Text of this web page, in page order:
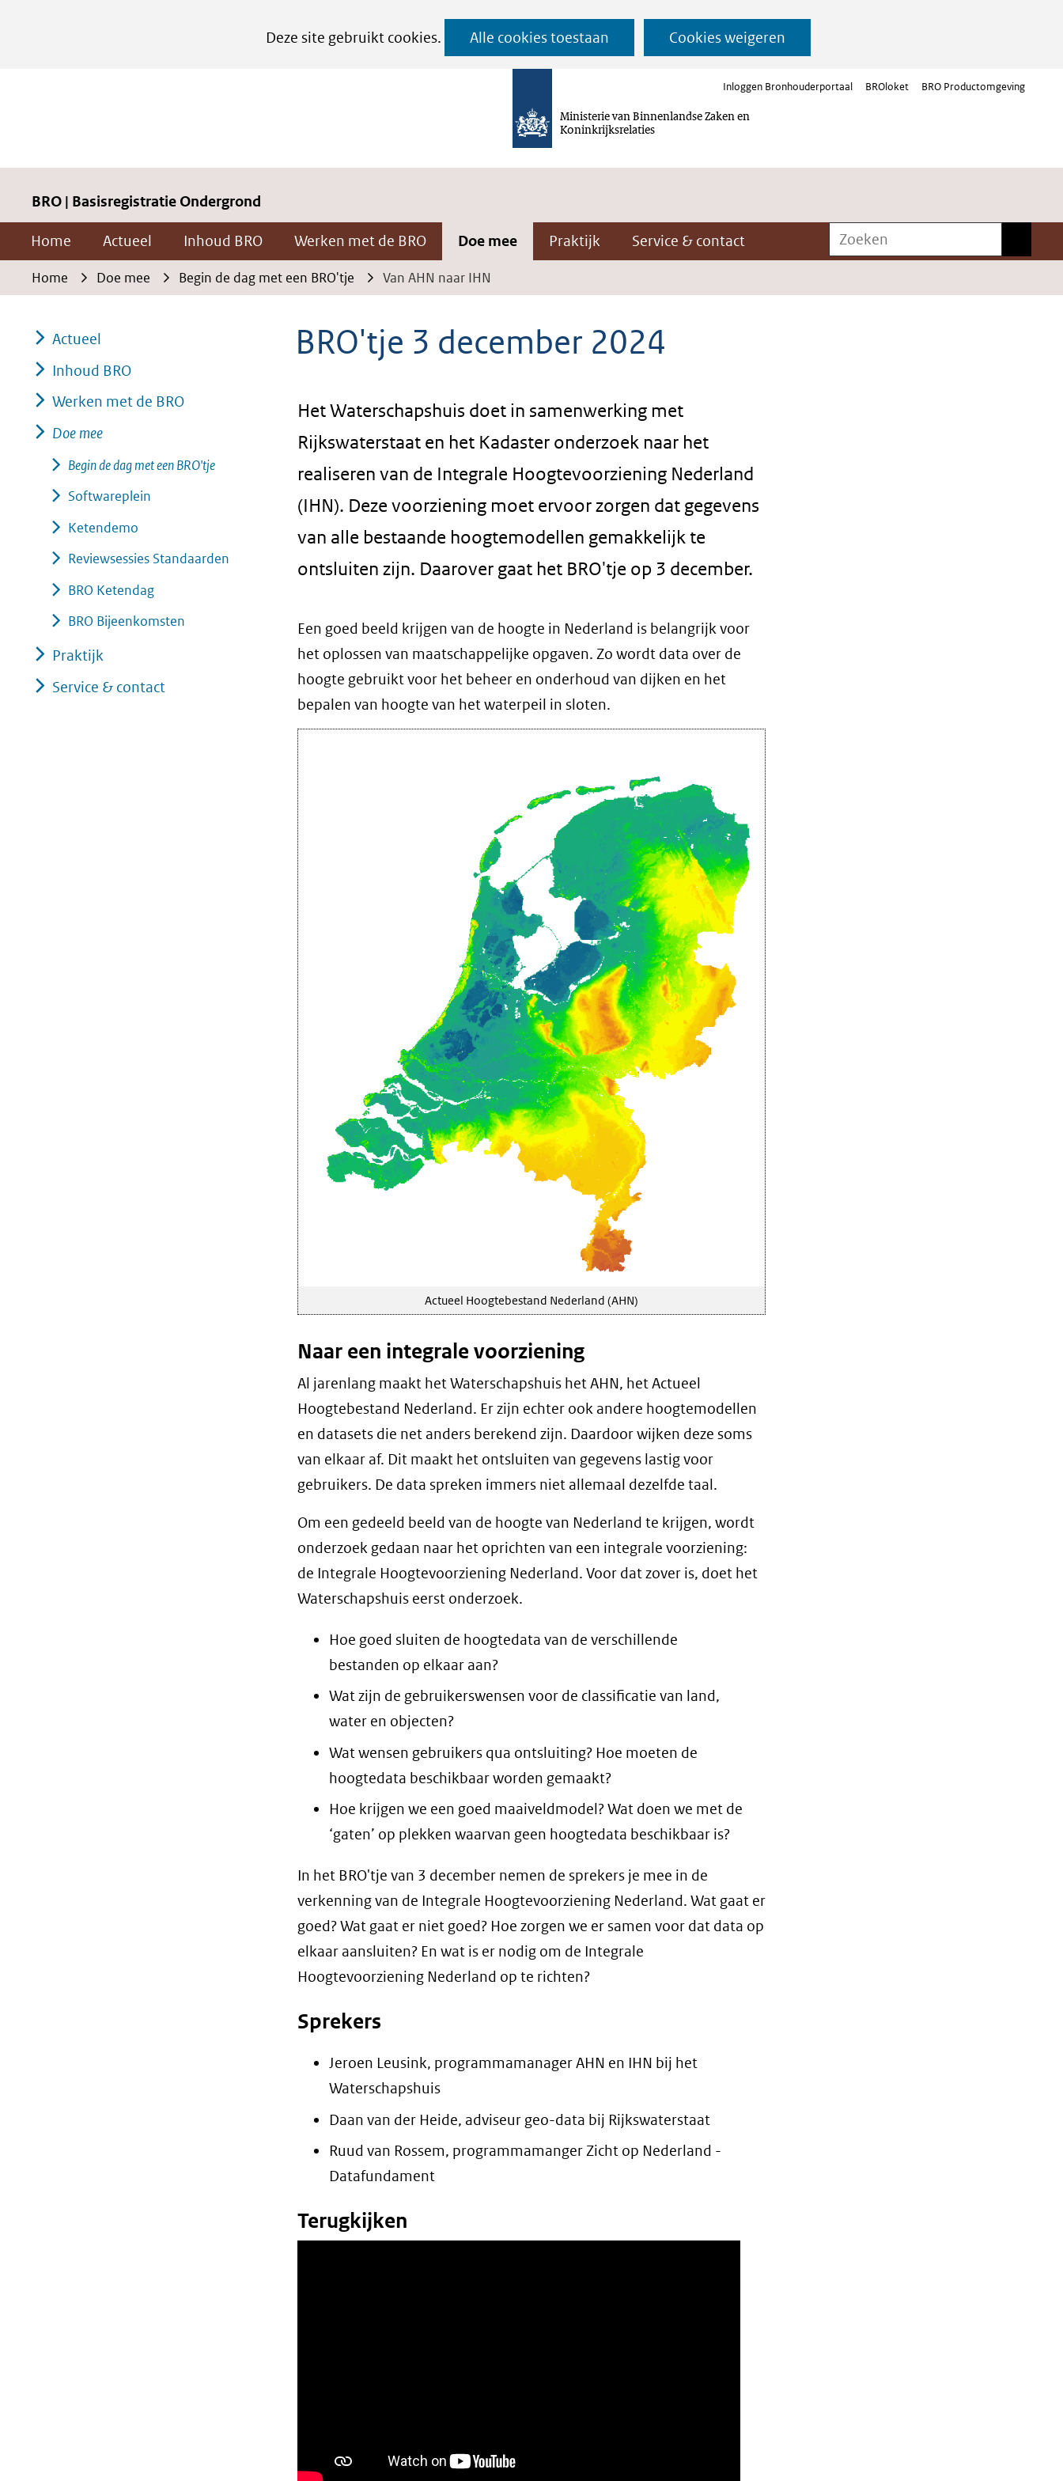
Deze site gebruikt cookies.
van
cookies
op
deze
website
worden
geweigerd.
Alle cookies toestaan Cookies weigeren
Ga
naar
de
Ministerie van Binnenlandse Zaken en
Koninkrijksrelaties
Inloggen Bronhouderportaal BROloket BRO Productomgeving
BRO | Basisregistratie Ondergrond
Home Actueel Inhoud BRO Werken met de BRO Doe mee Praktijk Service & contact Zoeken
Home Doe mee Begin de dag met een BRO'tje Van AHN naar IHN
BRO'tje 3 december 2024
Het Waterschapshuis doet in samenwerking met
Rijkswaterstaat en het Kadaster onderzoek naar het
realiseren van de Integrale Hoogtevoorziening Nederland
(IHN). Deze voorziening moet ervoor zorgen dat gegevens
van alle bestaande hoogtemodellen gemakkelijk te
ontsluiten zijn. Daarover gaat het BRO'tje op 3 december.
Een goed beeld krijgen van de hoogte in Nederland is belangrijk voor
het oplossen van maatschappelijke opgaven. Zo wordt data over de
hoogte gebruikt voor het beheer en onderhoud van dijken en het
bepalen van hoogte van het waterpeil in sloten.
Actueel Hoogtebestand Nederland (AHN)
Naar een integrale voorziening
Al jarenlang maakt het Waterschapshuis het AHN, het Actueel
Hoogtebestand Nederland. Er zijn echter ook andere hoogtemodellen
en datasets die net anders berekend zijn. Daardoor wijken deze soms
van elkaar af. Dit maakt het ontsluiten van gegevens lastig voor
gebruikers. De data spreken immers niet allemaal dezelfde taal.
Om een gedeeld beeld van de hoogte van Nederland te krijgen, wordt
onderzoek gedaan naar het oprichten van een integrale voorziening:
de Integrale Hoogtevoorziening Nederland. Voor dat zover is, doet het
Waterschapshuis eerst onderzoek.
Hoe goed sluiten de hoogtedata van de verschillende
bestanden op elkaar aan?
Wat zijn de gebruikerswensen voor de classificatie van land,
water en objecten?
Wat wensen gebruikers qua ontsluiting? Hoe moeten de
hoogtedata beschikbaar worden gemaakt?
Hoe krijgen we een goed maaiveldmodel? Wat doen we met de
‘gaten’ op plekken waarvan geen hoogtedata beschikbaar is?
In het BRO'tje van 3 december nemen de sprekers je mee in de
verkenning van de Integrale Hoogtevoorziening Nederland. Wat gaat er
goed? Wat gaat er niet goed? Hoe zorgen we er samen voor dat data op
elkaar aansluiten? En wat is er nodig om de Integrale
Hoogtevoorziening Nederland op te richten?
Sprekers
Jeroen Leusink, programmamanager AHN en IHN bij het
Waterschapshuis
Daan van der Heide, adviseur geo-data bij Rijkswaterstaat
Ruud van Rossem, programmamanger Zicht op Nederland -
Datafundament
Terugkijken
Actueel
Inhoud BRO
Werken met de BRO
Doe mee
Begin de dag met een BRO'tje
Softwareplein
Ketendemo
Reviewsessies Standaarden
BRO Ketendag
BRO Bijeenkomsten
Praktijk
Service & contact